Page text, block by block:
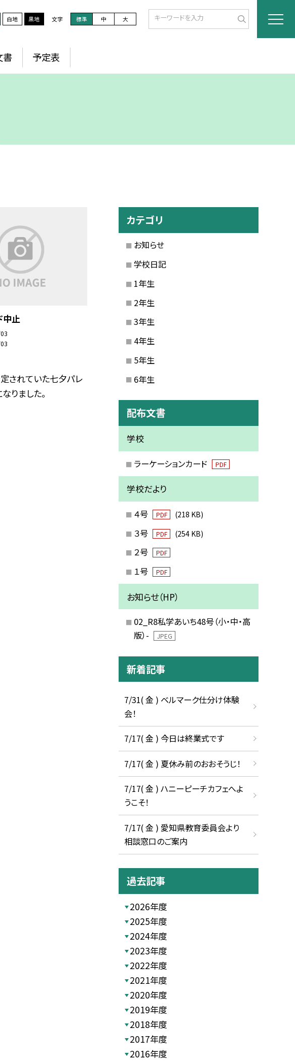
白地 黒地 文字 標準 中 大
書 予定表
中止
されていた七夕パレ
りました。
カテゴリ
お知らせ
学校日記
1年生
2年生
3年生
4年生
5年生
6年生
配布文書
学校
ラーケーションカード PDF
学校だより
４号 PDF (218 KB)
３号 PDF (254 KB)
２号 PDF
１号 PDF
お知らせ（HP）
02_R8私学あいち48号（小・中・高
版）-
JPEG
新着記事
7/31( 金 ) ベルマーク仕分け体験
会！
7/17( 金 ) 今日は終業式です
7/17( 金 ) 夏休み前のおおそうじ！
7/17( 金 ) ハニーピーチカフェへよ
うこそ！
7/17( 金 ) 愛知県教育委員会より
相談窓口のご案内
過去記事
2026年度
2025年度
2024年度
2023年度
2022年度
2021年度
2020年度
2019年度
2018年度
2017年度
2016年度